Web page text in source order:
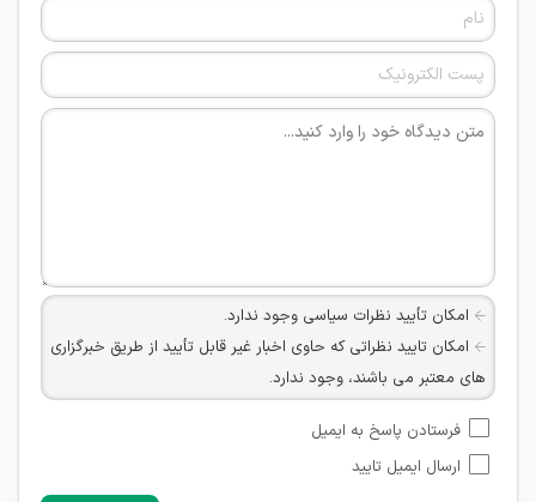
امکان تأیید نظرات سیاسی وجود ندارد.
امکان تایید نظراتی که حاوی اخبار غیر قابل تأیید از طریق خبرگزاری
های معتبر می باشند، وجود ندارد.
شبکه های مجازی ارتباطی می باشند وجود ندارد.
امکان تأیید نظرات کاربرانی که به هر طریقی قصد مأیوس کردن
فرستادن پاسخ به ایمیل
ارسال ایمیل تایید